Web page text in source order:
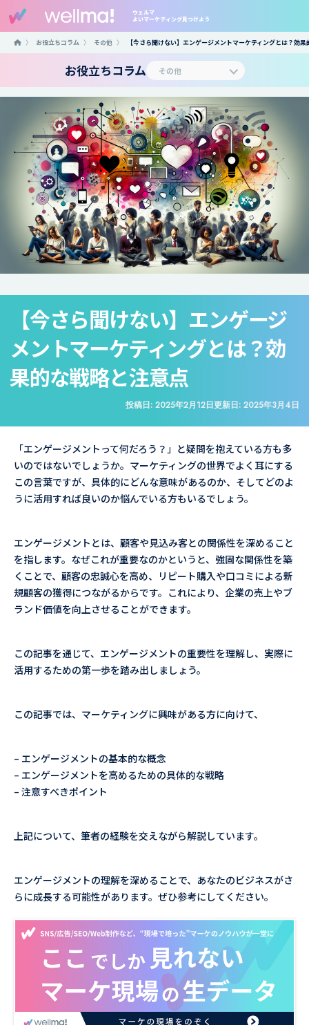
ウェルマ
よいマーケティング見つけよう
〉 お役立ちコラム 〉 その他 〉 【今さら聞けない】エンゲージメントマーケティングとは？効
お役立ちコラム
【今さら聞けない】エンゲージ
メントマーケティングとは？効
果的な戦略と注意点
投稿日: 2025年2月12日更新日: 2025年3月4日
「エンゲージメントって何だろう？」と疑問を抱えている方も多
いのではないでしょうか。マーケティングの世界でよく耳にする
この言葉ですが、具体的にどんな意味があるのか、そしてどのよ
うに活用すれば良いのか悩んでいる方もいるでしょう。
エンゲージメントとは、顧客や見込み客との関係性を深めること
を指します。なぜこれが重要なのかというと、強固な関係性を築
くことで、顧客の忠誠心を高め、リピート購入や口コミによる新
規顧客の獲得につながるからです。これにより、企業の売上やブ
ランド価値を向上させることができます。
この記事を通じて、エンゲージメントの重要性を理解し、実際に
活用するための第一歩を踏み出しましょう。
この記事では、マーケティングに興味がある方に向けて、
– エンゲージメントの基本的な概念
– エンゲージメントを高めるための具体的な戦略
– 注意すべきポイント
上記について、筆者の経験を交えながら解説しています。
エンゲージメントの理解を深めることで、あなたのビジネスがさ
らに成長する可能性があります。ぜひ参考にしてください。